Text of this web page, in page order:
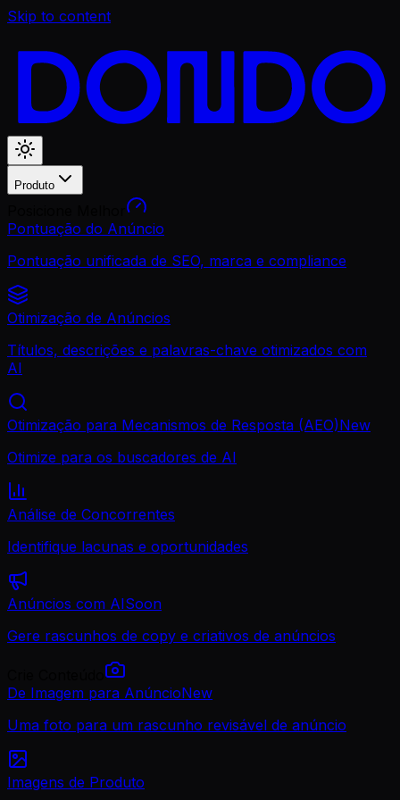
Skip to content
Produto
Pontuação do Anúncio
Pontuação unificada de SEO, marca e compliance
Otimização de Anúncios
Títulos, descrições e palavras-chave otimizados com
AI
Otimização para Mecanismos de Resposta (AEO)New
Otimize para os buscadores de AI
Análise de Concorrentes
Identifique lacunas e oportunidades
Anúncios com AISoon
Gere rascunhos de copy e criativos de anúncios
De Imagem para AnúncioNew
Uma foto para um rascunho revisável de anúncio
Imagens de Produto